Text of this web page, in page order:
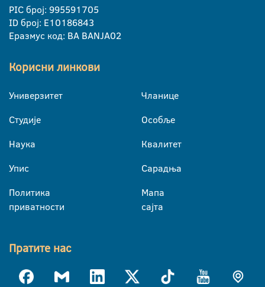
PIC број: 995591705
ID број: E10186843
Еразмус код: BA BANJA02
Корисни линкови
Универзитет
Студије
Наука
Упис
Политика
приватности
Чланице
Особље
Квалитет
Сарадња
Мапа
сајта
Пратите нас